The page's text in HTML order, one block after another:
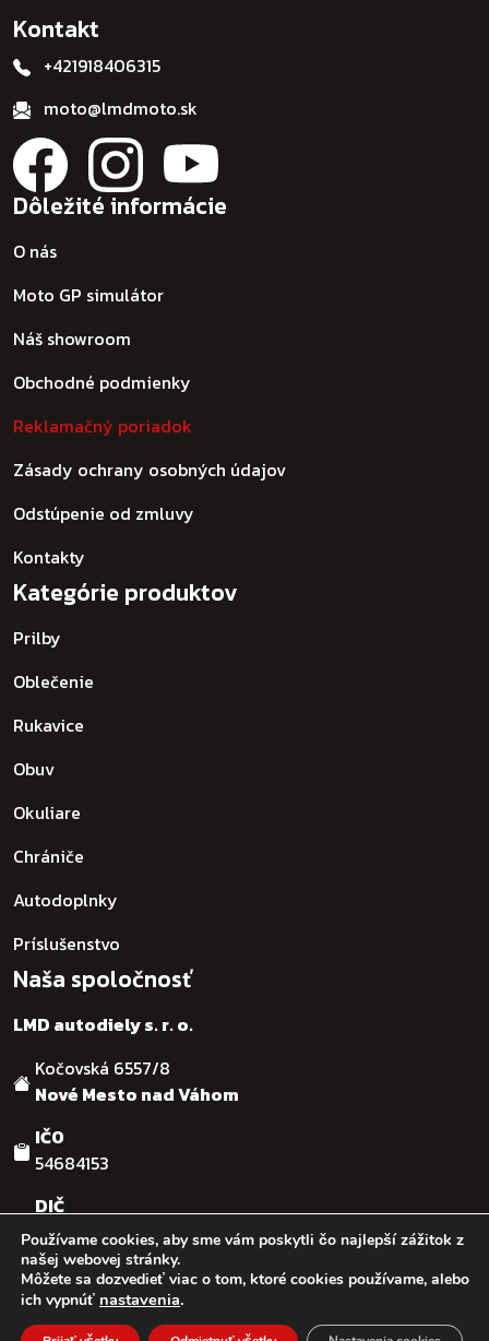
Kontakt
+421918406315
moto@lmdmoto.sk
Dôležité informácie
O nás
Moto GP simulátor
Náš showroom
Obchodné podmienky
Reklamačný poriadok
Zásady ochrany osobných údajov
Odstúpenie od zmluvy
Kontakty
Kategórie produktov
Prilby
Oblečenie
Rukavice
Obuv
Okuliare
Chrániče
Autodoplnky
Príslušenstvo
Naša spoločnosť
LMD autodiely s. r. o.
Kočovská 6557/8
Nové Mesto nad Váhom
IČO
54684153
DIČ
SK2121755482
© :: 2026:: LMD autodiely s.r.o. :: Design & code by:Ľuboš
Používame cookies, aby sme vám poskytli čo najlepší zážitok z
našej webovej stránky.
Môžete sa dozvedieť viac o tom, ktoré cookies používame, alebo
ich vypnúť nastavenia.